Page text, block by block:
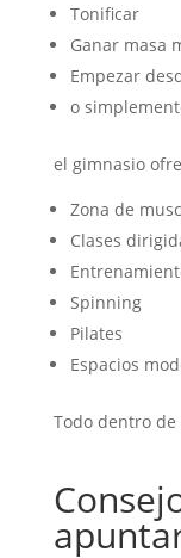
Tonificar
Ganar masa
Empezar
o
el gimnasio
Zona de
Clases
Spinning
Pilates
Espacios
Todo dentro